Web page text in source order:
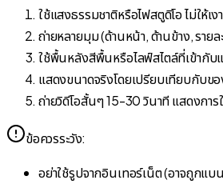
ใช้แสงธรรมชาติหรือไฟสตูดิโอ ไม่ให้เง
ถ่ายหลายมุม (ด้านหน้า, ด้านข้าง, รายล
ใช้พื้นหลังสีพื้นหรือไลฟ์สไตล์ที่เข้ากับ
แสดงขนาดจริงโดยเปรียบเทียบกับขอ
ถ่ายวิดีโอสั้นๆ 15-30 วินาที แสดงการ
ข้อควรระวัง:
อย่าใช้รูปจากอินเทอร์เน็ต (อาจถูกแบ